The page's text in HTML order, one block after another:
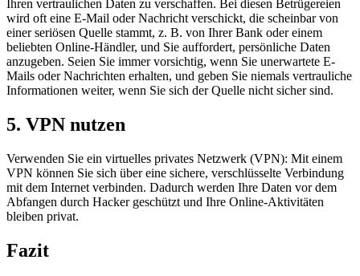
Ihren vertraulichen Daten zu verschaffen. Bei diesen Betrügereien
wird oft eine E-Mail oder Nachricht verschickt, die scheinbar von
einer seriösen Quelle stammt, z. B. von Ihrer Bank oder einem
beliebten Online-Händler, und Sie auffordert, persönliche Daten
anzugeben. Seien Sie immer vorsichtig, wenn Sie unerwartete E-
Mails oder Nachrichten erhalten, und geben Sie niemals vertrauliche
Informationen weiter, wenn Sie sich der Quelle nicht sicher sind.
5. VPN nutzen
Verwenden Sie ein virtuelles privates Netzwerk (VPN): Mit einem
VPN können Sie sich über eine sichere, verschlüsselte Verbindung
mit dem Internet verbinden. Dadurch werden Ihre Daten vor dem
Abfangen durch Hacker geschützt und Ihre Online-Aktivitäten
bleiben privat.
Fazit